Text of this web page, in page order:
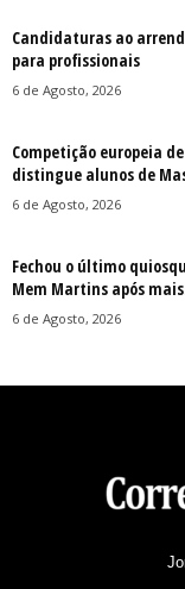
Candidaturas ao
para profissionais
6 de Agosto, 2026
Competição europeia
distingue alunos de
6 de Agosto, 2026
Fechou o último
Mem Martins após
6 de Agosto, 2026